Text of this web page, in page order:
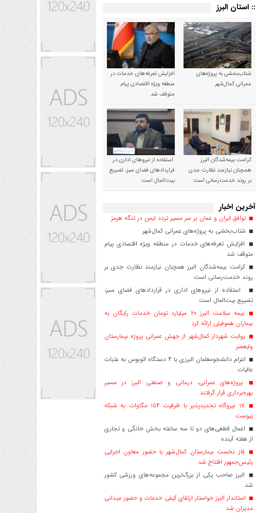
:: استان البرز
شتاب‌بخشی به پروژه‌های
عمرانی کمال‌شهر
افزایش تعرفه‌های خدمات در
منطقه ویژه اقتصادی پیام
متوقف شد
کرامت بیمه‌شدگان البرز
همچنان نیازمند نظارت جدی
بر روند خدمت‌رسانی است
استفاده از نیروهای اداری در
قراردادهای فضای سبز، تضییع
بیت‌المال است
آخرین اخبار
توافق ایران و عمان بر سر مسیر تردد ایمن در تنگه هرمز
شتاب‌بخشی به پروژه‌های عمرانی کمال‌شهر
افزایش تعرفه‌های خدمات در منطقه ویژه اقتصادی پیام
متوقف شد
کرامت بیمه‌شدگان البرز همچنان نیازمند نظارت جدی بر
روند خدمت‌رسانی است
استفاده از نیروهای اداری در قراردادهای فضای سبز،
تضییع بیت‌المال است
بیمه سلامت البرز ۲۰ میلیارد تومان خدمات رایگان به
بیماران هموفیلی ارائه کرد
روایت شهردار کمال‌شهر از جهش عمرانی پروژه بیمارستان
ولیعصر
اعزام دانشجو‌معلمان البرزی با ۴ دستگاه اتوبوس به عتبات
عالیات
پروژه‌های عمرانی، درمانی و صنعتی البرز در مسیر
بهره‌برداری قرار گرفتند
۱۷ نیروگاه تجدیدپذیر با ظرفیت ۱۵۴ مگاوات به شبکه
پیوست
اعمال قطعی‌های دو تا سه ساعته بخش خانگی و تجاری
از هفته آینده
فاز نخست بیمارستان کمال‌شهر با حضور معاون اجرایی
رئیس‌جمهور افتتاح شد
البرز صاحب یکی از بزرگ‌ترین مجموعه‌های ورزشی کشور
شد
استاندار البرز خواستار ارتقای کیفی خدمات و حضور میدانی
مدیران شد